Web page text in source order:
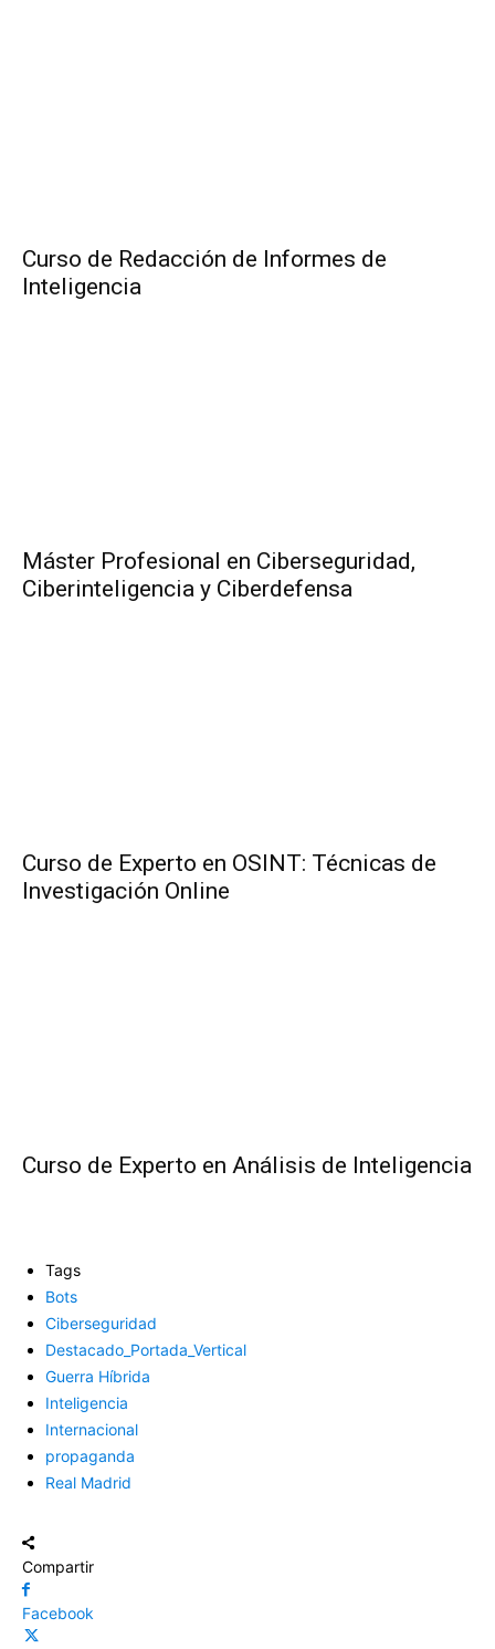
Curso de Redacción de Informes de
Inteligencia
Máster Profesional en Ciberseguridad,
Ciberinteligencia y Ciberdefensa
Curso de Experto en OSINT: Técnicas de
Investigación Online
Curso de Experto en Análisis de Inteligencia
Tags
Bots
Ciberseguridad
Destacado_Portada_Vertical
Guerra Híbrida
Inteligencia
Internacional
propaganda
Real Madrid
Compartir
Facebook